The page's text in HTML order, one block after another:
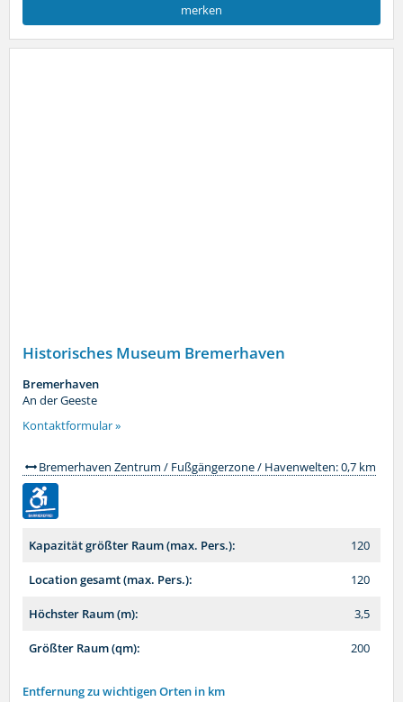
merken
Historisches Museum Bremerhaven
Bremerhaven
An der Geeste
Kontaktformular »
Bremerhaven Zentrum / Fußgängerzone / Havenwelten: 0,7 km
Kapazität größter Raum (max. Pers.): 120
Location gesamt (max. Pers.): 120
Höchster Raum (m): 3,5
Größter Raum (qm): 200
Entfernung zu wichtigen Orten in km